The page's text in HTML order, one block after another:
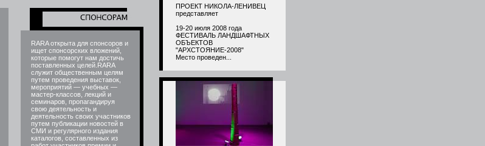
RARA открыта для спонсоров и
ищет спонсорских вложений,
которые помогут нам достичь
поставленных целей.RARA
служит общественным целям
путем проведения выставок,
мероприятий — учебных —
мастер-классов, лекций и
семинаров, пропагандируя
свою деятельность и
деятельность своих участников
путем публикации новостей в
СМИ и регулярного издания
каталогов, составленных из
ПРОЕКТ НИКОЛА-ЛЕНИВЕЦ
представляет
19-20 июля 2008 года
ФЕСТИВАЛЬ ЛАНДШАФТНЫХ
ОБЪЕКТОВ
"АРХСТОЯНИЕ-2008"
Место проведен...